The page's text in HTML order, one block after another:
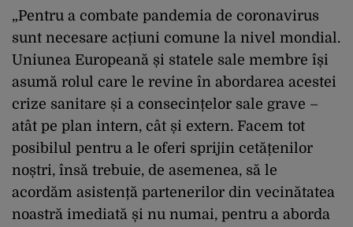
„Pentru a combate pandemia de coronavirus
sunt necesare acțiuni comune la nivel mondial.
Uniunea Europeană și statele sale membre își
asumă rolul care le revine în abordarea acestei
crize sanitare și a consecințelor sale grave –
atât pe plan intern, cât și extern. Facem tot
posibilul pentru a le oferi sprijin cetățenilor
noștri, însă trebuie, de asemenea, să le
acordăm asistență partenerilor din vecinătatea
noastră imediată și nu numai, pentru a aborda